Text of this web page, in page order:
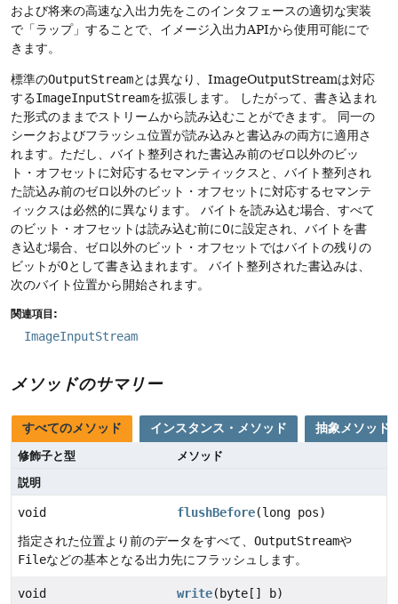
および将来の高速な入出力先をこのインタフェースの適切な実装
で「ラップ」することで、イメージ入出力APIから使用可能にで
きます。
標準のOutputStreamとは異なり、ImageOutputStreamは対応
するImageInputStreamを拡張します。
したがって、書き込まれ
た形式のままでストリームから読み込むことができます。
同一の
シークおよびフラッシュ位置が読み込みと書込みの両方に適用さ
れます。ただし、バイト整列された書込み前のゼロ以外のビッ
ト・オフセットに対応するセマンティックスと、バイト整列され
た読込み前のゼロ以外のビット・オフセットに対応するセマンテ
ィックスは必然的に異なります。
バイトを読み込む場合、すべて
のビット・オフセットは読み込む前に0に設定され、バイトを書
き込む場合、ゼロ以外のビット・オフセットではバイトの残りの
ビットが0として書き込まれます。
バイト整列された書込みは、
次のバイト位置から開始されます。
関連項目:
ImageInputStream
メソッドのサマリー
すべてのメソッド インスタンス・メソッド 抽象メソッド
修飾子と型
メソッド
説明
void flushBefore(long pos)
指定された位置より前のデータをすべて、 OutputStreamや
Fileなどの基本となる出力先にフラッシュします。
void write(byte[] b)